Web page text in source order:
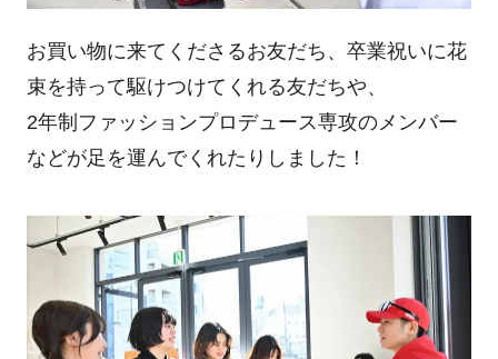
お買い物に来てくださるお友だち、卒業祝いに花
束を持って駆けつけてくれる友だちや、
2年制ファッションプロデュース専攻のメンバー
などが足を運んでくれたりしました！